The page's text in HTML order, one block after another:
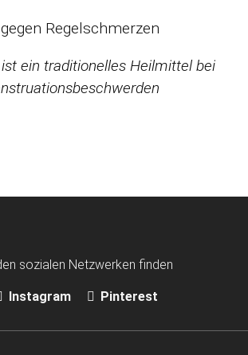
ein traditionelles Heilmittel bei
sozialen Netzwerken finden
Instagram Pinterest